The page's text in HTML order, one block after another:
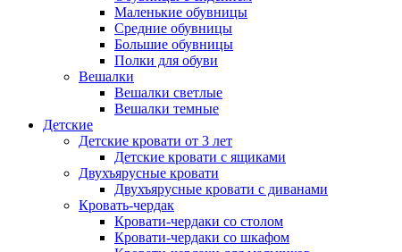
Маленькие обувницы
Средние обувницы
Большие обувницы
Полки для обуви
Вешалки
Вешалки светлые
Вешалки темные
Детские
Детские кровати от 3 лет
Детские кровати с ящиками
Двухъярусные кровати
Двухъярусные кровати с диванами
Кровать-чердак
Кровати-чердаки со столом
Кровати-чердаки со шкафом